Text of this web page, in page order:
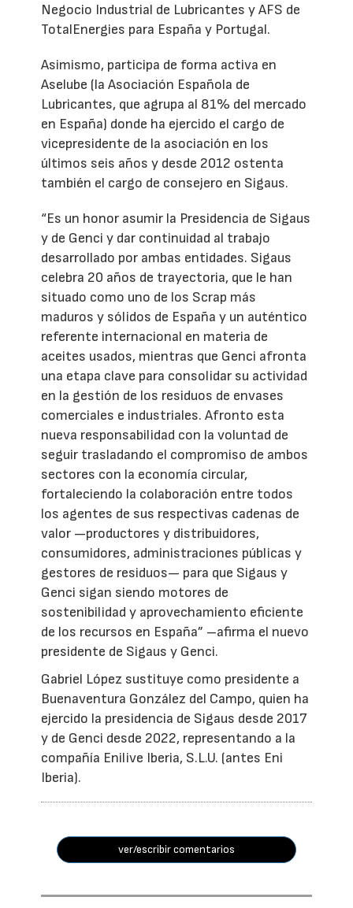
Negocio Industrial de Lubricantes y AFS de
TotalEnergies para España y Portugal.
Asimismo, participa de forma activa en
Aselube (la Asociación Española de
Lubricantes, que agrupa al 81% del mercado
en España) donde ha ejercido el cargo de
vicepresidente de la asociación en los
últimos seis años y desde 2012 ostenta
también el cargo de consejero en Sigaus.
“Es un honor asumir la Presidencia de Sigaus
y de Genci y dar continuidad al trabajo
desarrollado por ambas entidades. Sigaus
celebra 20 años de trayectoria, que le han
situado como uno de los Scrap más
maduros y sólidos de España y un auténtico
referente internacional en materia de
aceites usados, mientras que Genci afronta
una etapa clave para consolidar su actividad
en la gestión de los residuos de envases
comerciales e industriales. Afronto esta
nueva responsabilidad con la voluntad de
seguir trasladando el compromiso de ambos
sectores con la economía circular,
fortaleciendo la colaboración entre todos
los agentes de sus respectivas cadenas de
valor —productores y distribuidores,
consumidores, administraciones públicas y
gestores de residuos— para que Sigaus y
Genci sigan siendo motores de
sostenibilidad y aprovechamiento eficiente
de los recursos en España” –afirma el nuevo
presidente de Sigaus y Genci.
Gabriel López sustituye como presidente a
Buenaventura González del Campo, quien ha
ejercido la presidencia de Sigaus desde 2017
y de Genci desde 2022, representando a la
compañía Enilive Iberia, S.L.U. (antes Eni
Iberia).
ver/escribir comentarios